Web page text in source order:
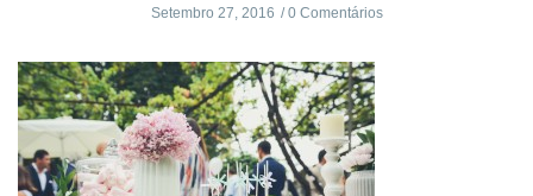
Setembro 27, 2016 0 Comentários